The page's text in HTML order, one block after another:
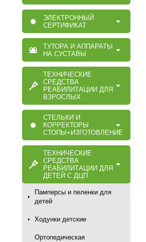
ЭЛЕКТРОННЫЙ
СЕРТИФИКАТ
ТУТОРА И АППАРАТЫ
НА СУСТАВЫ
ТЕХНИЧЕСКИЕ
СРЕДСТВА
РЕАБИЛИТАЦИИ ДЛЯ
ВЗРОСЛЫХ
СТЕЛЬКИ И
КОРРЕКТОРЫ
СТОПЫ+ИЗГОТОВЛЕНИЕ
ТЕХНИЧЕСКИЕ
СРЕДСТВА
РЕАБИЛИТАЦИИ ДЛЯ
ДЕТЕЙ С ДЦП
Памперсы и пеленки для
детей
Ходунки детские
Ортопедическая